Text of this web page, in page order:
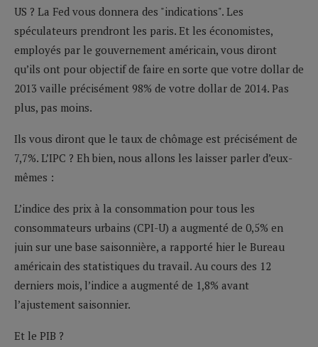
US ? La Fed vous donnera des "indications". Les
spéculateurs prendront les paris. Et les économistes,
employés par le gouvernement américain, vous diront
qu’ils ont pour objectif de faire en sorte que votre dollar de
2013 vaille précisément 98% de votre dollar de 2014. Pas
plus, pas moins.
Ils vous diront que le taux de chômage est précisément de
7,7%. L’IPC ? Eh bien, nous allons les laisser parler d’eux-
mêmes :
L’indice des prix à la consommation pour tous les
consommateurs urbains (CPI-U) a augmenté de 0,5% en
juin sur une base saisonnière, a rapporté hier le Bureau
américain des statistiques du travail. Au cours des 12
derniers mois, l’indice a augmenté de 1,8% avant
l’ajustement saisonnier.
Et le PIB ?